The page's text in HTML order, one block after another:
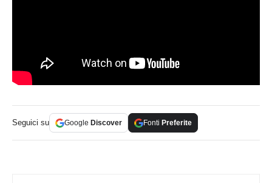
Seguici su Google Discover Fonti Preferite